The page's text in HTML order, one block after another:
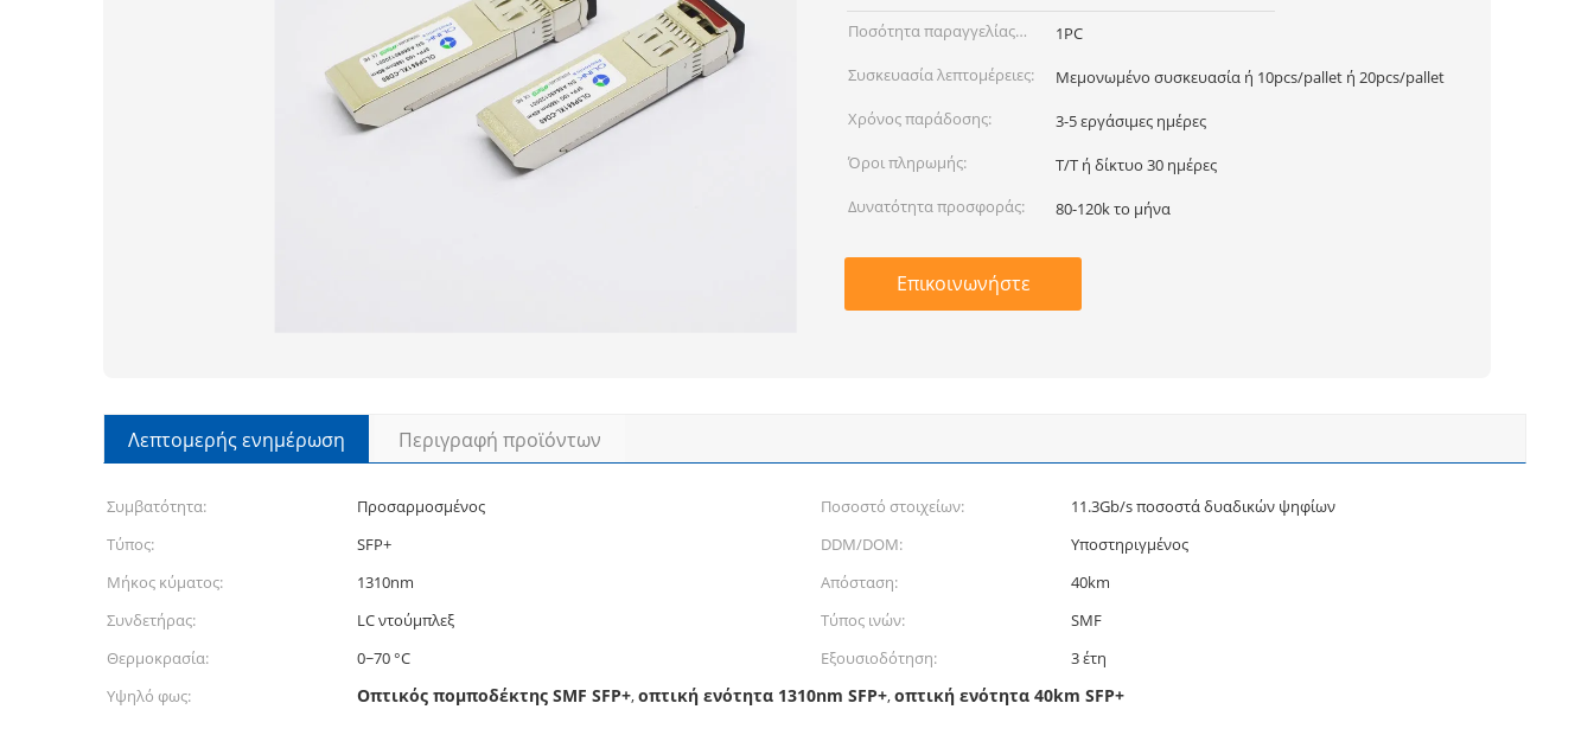
Ποσότητα παραγγελίας
min:
1PC
Συσκευασία λεπτομέρειες:
Μεμονωμένο συσκευασία ή 10pcs/pallet ή 20pcs/pallet
Χρόνος παράδοσης:
3-5 εργάσιμες ημέρες
Όροι πληρωμής:
T/T ή δίκτυο 30 ημέρες
Δυνατότητα προσφοράς:
80-120k το μήνα
Επικοινωνήστε
Λεπτομερής ενημέρωση Περιγραφή προϊόντων
Συμβατότητα: Προσαρμοσμένος Ποσοστό στοιχείων:
11.3Gb/s ποσοστά δυαδικών ψηφίων
Τύπος:
SFP+ DDM/DOM:
Υποστηριγμένος
Μήκος κύματος:
1310nm Απόσταση:
40km
Συνδετήρας:
LC ντούμπλεξ Τύπος ινών:
SMF
Θερμοκρασία:
0~70 °C Εξουσιοδότηση:
3 έτη
Υψηλό φως:
Οπτικός πομποδέκτης SMF SFP+,οπτική ενότητα 1310nm SFP+,οπτική ενότητα 40km SFP+